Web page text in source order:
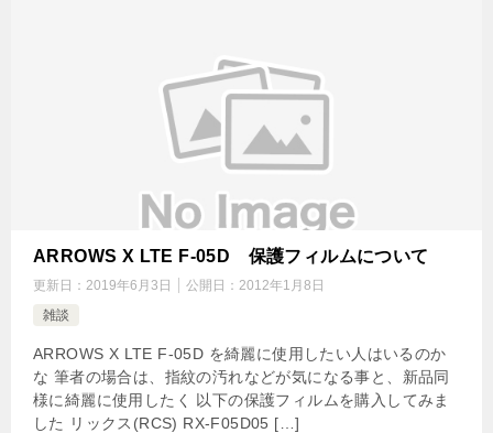
ARROWS X LTE F-05D 保護フィルムについて
更新日： 2019年6月3日 公開日： 2012年1月8日
雑談
ARROWS X LTE F-05D を綺麗に使用したい人はいるのか
な 筆者の場合は、指紋の汚れなどが気になる事と、新品同
様に綺麗に使用したく 以下の保護フィルムを購入してみま
した リックス(RCS) RX-F05D05 […]